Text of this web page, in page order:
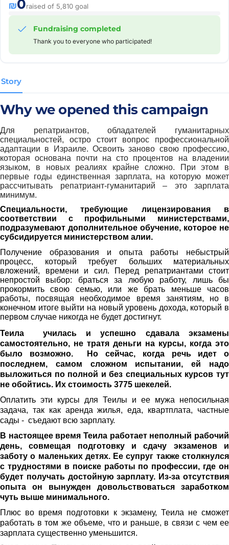
Story
₪0raised of 5,810 goal
Fundraising completed
Thank you to everyone who participated!
Why we opened this campaign
Для репатриантов, обладателей гуманитарных
специальностей, остро стоит вопрос профессиональной
адаптации в Израиле. Освоить заново свою профессию,
которая основана почти на сто процентов на владении
языком, в новых реалиях крайне сложно. При этом в
первые годы единственная зарплата, на которую может
рассчитывать репатриант-гуманитарий – это зарплата
минимум.
Специальности, требующие лицензирования в
соответствии с профильными министерствами,
подразумевают дополнительное обучение, которое не
субсидируется министерством алии.
Получение образования и опыта работы небыстрый
процесс, который требует больших материальных
вложений, времени и сил. Перед репатриантами стоит
непростой выбор: браться за любую работу, лишь бы
прокормить свою семью, или же брать меньше часов
работы, посвящая необходимое время занятиям, но в
конечном итоге выйти на новый уровень дохода, который в
первом случае никогда не будет достигнут.
Теила училась и успешно сдавала экзамены
самостоятельно, не тратя деньги на курсы, когда это
было возможно. Но сейчас, когда речь идет о
последнем, самом сложном испытании, ей надо
выложиться по полной и без специальных курсов тут
не обойтись. Их стоимость 3775 шекелей.
Оплатить эти курсы для Теилы и ее мужа непосильная
задача, так как аренда жилья, еда, квартплата, частные
сады - съедают всю зарплату.
В настоящее время Теила работает неполный рабочий
день, совмещая подготовку и сдачу экзаменов и
заботу о маленьких детях. Ее супруг также столкнулся
с трудностями в поиске работы по профессии, где он
будет получать достойную зарплату. Из-за отсутствия
опыта он вынужден довольствоваться заработком
чуть выше минимального.
Плюс во время подготовки к экзамену, Теила не сможет
работать в том же объеме, что и раньше, в связи с чем ее
зарплата существенно уменьшится.